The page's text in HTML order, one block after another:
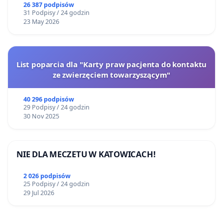
26 387 podpisów
31 Podpisy / 24 godzin
23 May 2026
List poparcia dla "Karty praw pacjenta do kontaktu
ze zwierzęciem towarzyszącym"
40 296 podpisów
29 Podpisy / 24 godzin
30 Nov 2025
NIE DLA MECZETU W KATOWICACH!
2 026 podpisów
25 Podpisy / 24 godzin
29 Jul 2026